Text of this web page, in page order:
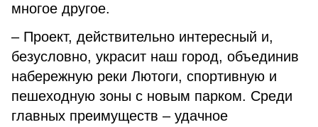
многое другое.
– Проект, действительно интересный и,
безусловно, украсит наш город, объединив
набережную реки Лютоги, спортивную и
пешеходную зоны с новым парком. Среди
главных преимуществ – удачное